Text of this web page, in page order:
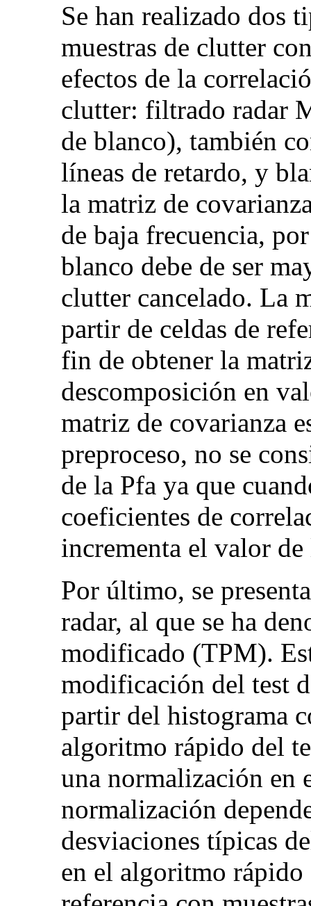
Se han realizado dos
muestras de clutter
efectos de la
clutter: filtrado radar
de blanco), también
líneas de retardo, y
la matriz de
de baja frecuencia,
blanco debe de ser
clutter cancelado. La
partir de celdas de
fin de obtener la
descomposición en
matriz de covarianza
preproceso, no se
de la Pfa ya que
coeficientes de
incrementa el valor de
Por último, se
radar, al que se ha
modificado (TPM).
modificación del test
partir del histograma
algoritmo rápido del
una normalización en
normalización
desviaciones típicas
en el algoritmo rápido